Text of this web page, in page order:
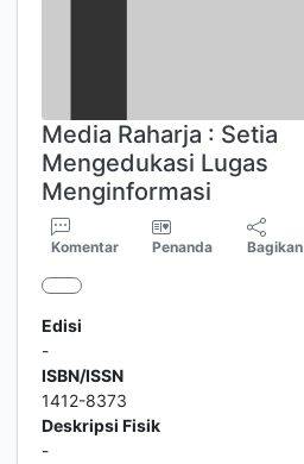
Media Raharja : Setia
Mengedukasi Lugas
Menginformasi
Komentar Penanda Bagikan
Edisi
-
ISBN/ISSN
1412-8373
Deskripsi Fisik
-